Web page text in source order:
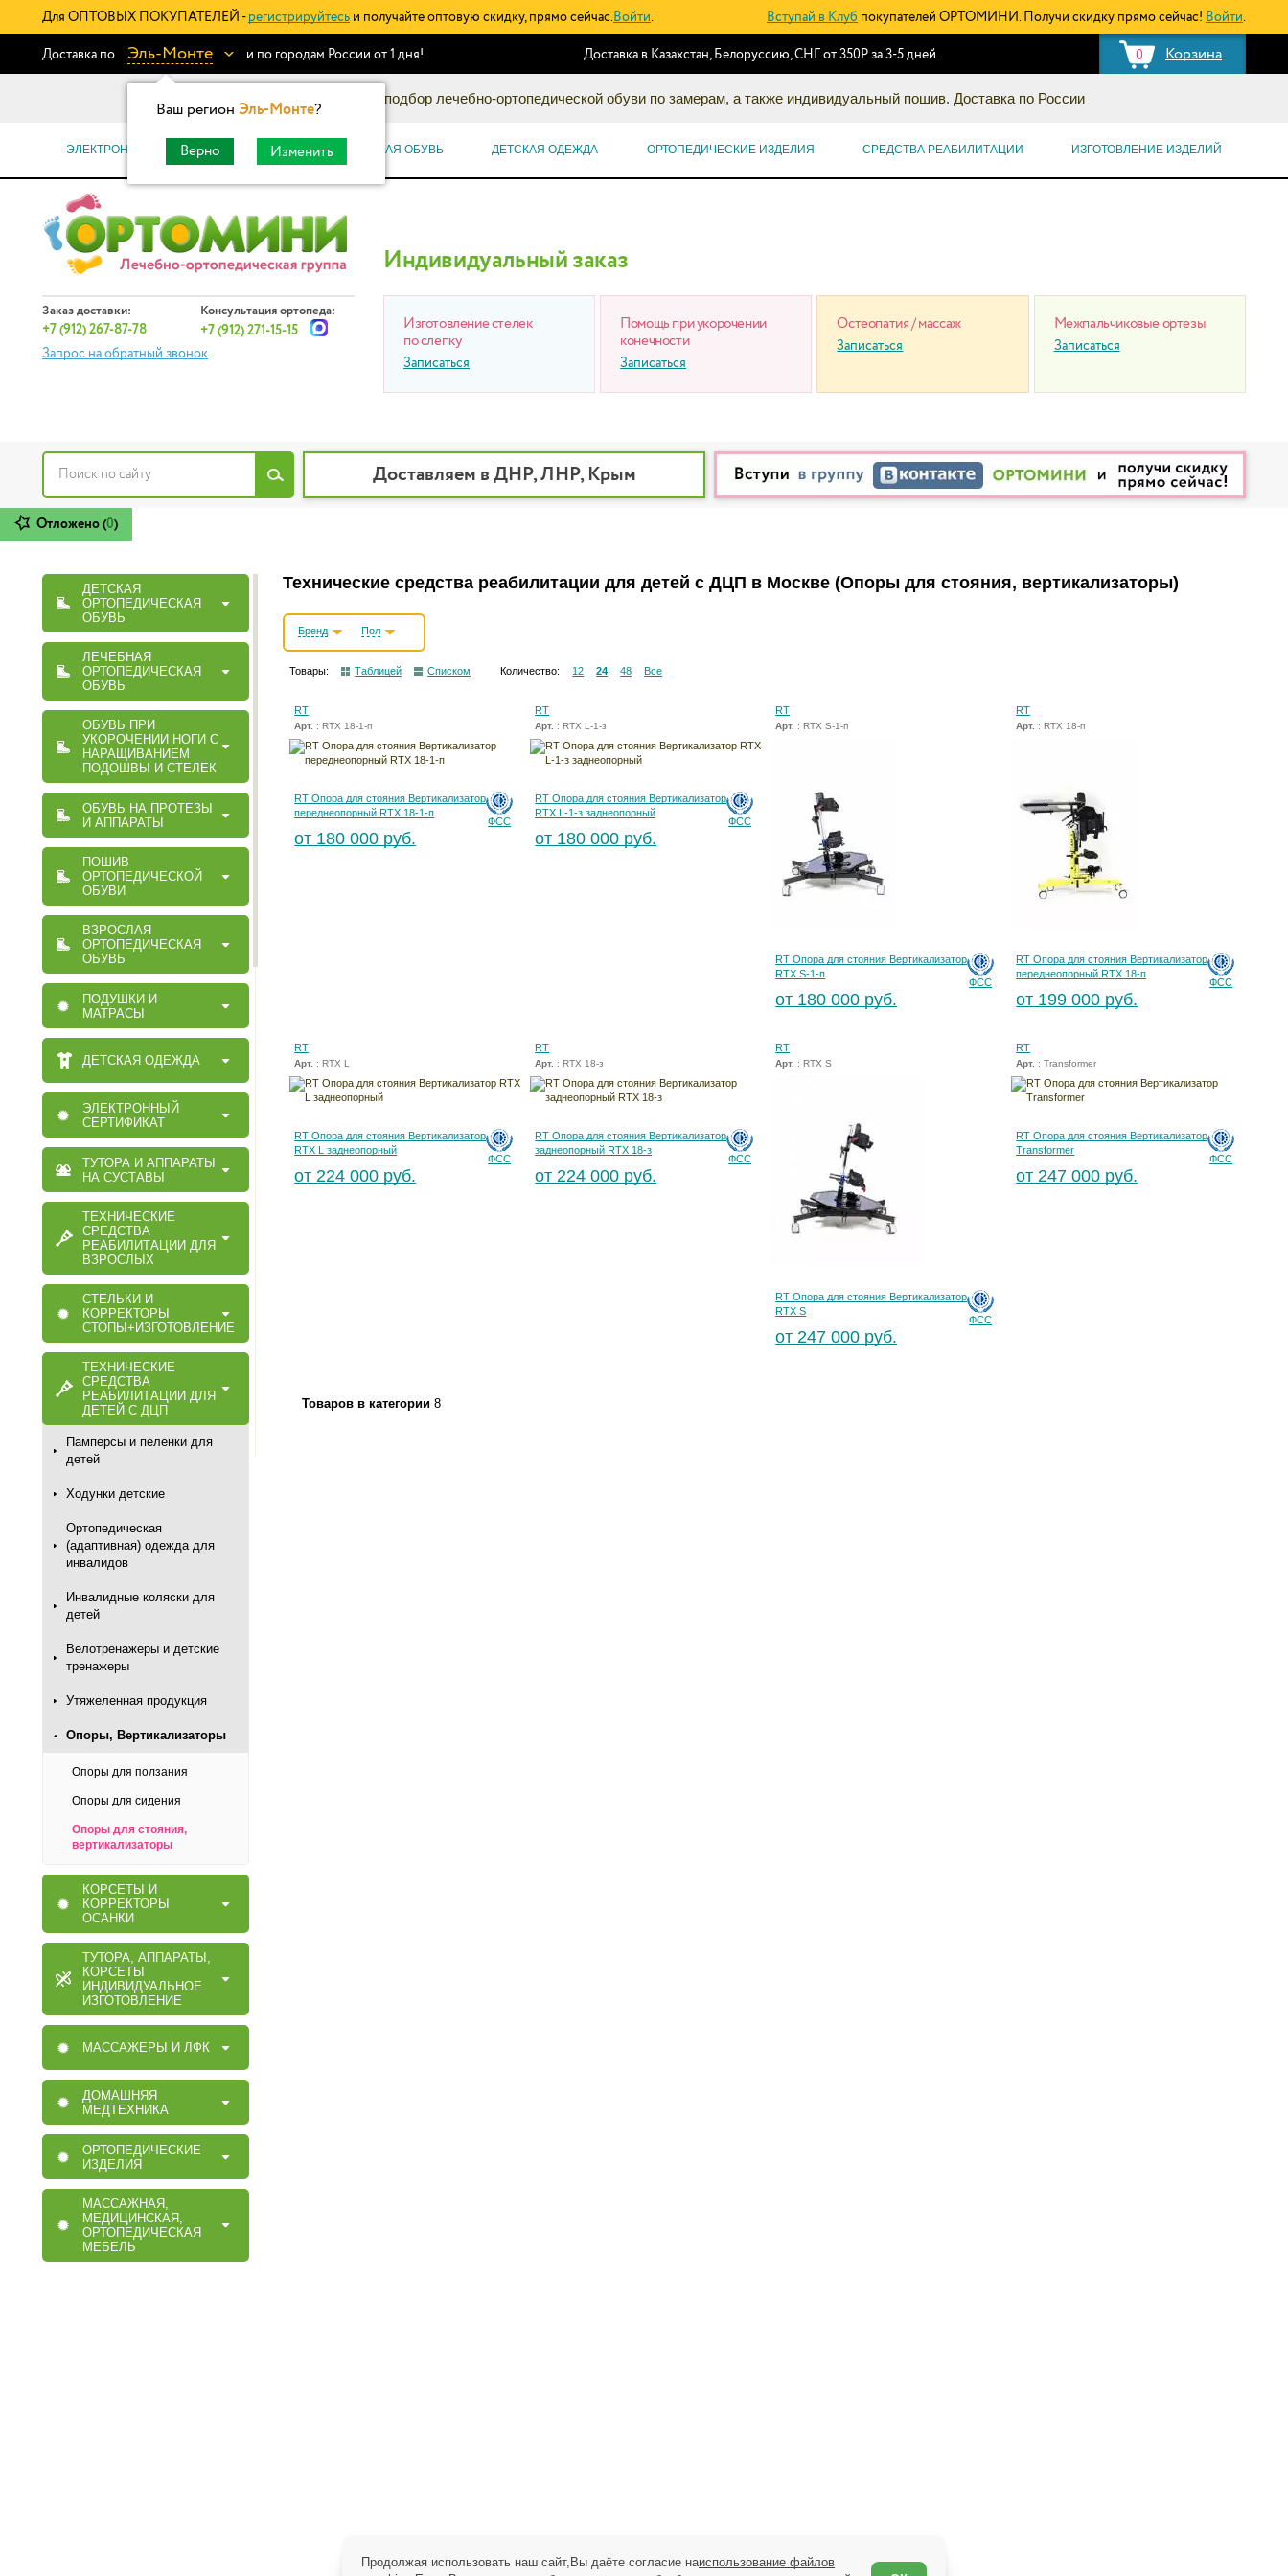
Для ОПТОВЫХ ПОКУПАТЕЛЕЙ - регистрируйтесь и получайте оптовую скидку, прямо сейчас.Войти. Вступай в Клуб покупателей ОРТОМИНИ. Получи скидку прямо сейчас! Войти.
Доставка по Эль-Монте
Ваш регион Эль-Монте?
Верно Изменить
и по городам России от 1 дня! 0 Корзина
Доставка в Казахстан, Белоруссию, СНГ от 350Р за 3-5 дней.
Информационный каталог: подбор лечебно-ортопедической обуви по замерам, а также индивидуальный пошив. Доставка по России
ЭЛЕКТРОННЫЕ СЕРТИФИКАТЫ ОРТОПЕДИЧЕСКАЯ ОБУВЬ ДЕТСКАЯ ОДЕЖДА ОРТОПЕДИЧЕСКИЕ ИЗДЕЛИЯ СРЕДСТВА РЕАБИЛИТАЦИИ ИЗГОТОВЛЕНИЕ ИЗДЕЛИЙ
Заказ доставки:
+7 (912) 267-87-78
Консультация ортопеда:
+7 (912) 271-15-15
Запрос на обратный звонок
Индивидуальный заказ
Изготовление стелек
по слепку
Записаться
Помощь при укорочении
конечности
Записаться
Остеопатия / массаж
Записаться
Межпальчиковые ортезы
Записаться
Доставляем в ДНР, ЛНР, Крым
Отложено (0)
ДЕТСКАЯ
ОРТОПЕДИЧЕСКАЯ
ОБУВЬ
ЛЕЧЕБНАЯ
ОРТОПЕДИЧЕСКАЯ
ОБУВЬ
ОБУВЬ ПРИ
УКОРОЧЕНИИ НОГИ С
НАРАЩИВАНИЕМ
ПОДОШВЫ И СТЕЛЕК
ОБУВЬ НА ПРОТЕЗЫ
И АППАРАТЫ
ПОШИВ
ОРТОПЕДИЧЕСКОЙ
ОБУВИ
ВЗРОСЛАЯ
ОРТОПЕДИЧЕСКАЯ
ОБУВЬ
ПОДУШКИ И
МАТРАСЫ
ДЕТСКАЯ ОДЕЖДА
ЭЛЕКТРОННЫЙ
СЕРТИФИКАТ
ТУТОРА И АППАРАТЫ
НА СУСТАВЫ
ТЕХНИЧЕСКИЕ
СРЕДСТВА
РЕАБИЛИТАЦИИ ДЛЯ
ВЗРОСЛЫХ
СТЕЛЬКИ И
КОРРЕКТОРЫ
СТОПЫ+ИЗГОТОВЛЕНИЕ
ТЕХНИЧЕСКИЕ
СРЕДСТВА
РЕАБИЛИТАЦИИ ДЛЯ
ДЕТЕЙ С ДЦП
Памперсы и пеленки для
детей
Ходунки детские
Ортопедическая
(адаптивная) одежда для
инвалидов
Инвалидные коляски для
детей
Велотренажеры и детские
тренажеры
Утяжеленная продукция
Опоры, Вертикализаторы
Опоры для ползания
Опоры для сидения
Опоры для стояния,
вертикализаторы
КОРСЕТЫ И
КОРРЕКТОРЫ
ОСАНКИ
ТУТОРА, АППАРАТЫ,
КОРСЕТЫ
ИНДИВИДУАЛЬНОЕ
ИЗГОТОВЛЕНИЕ
МАССАЖЕРЫ И ЛФК
ДОМАШНЯЯ
МЕДТЕХНИКА
ОРТОПЕДИЧЕСКИЕ
ИЗДЕЛИЯ
МАССАЖНАЯ,
МЕДИЦИНСКАЯ,
ОРТОПЕДИЧЕСКАЯ
МЕБЕЛЬ
Технические средства реабилитации для детей с ДЦП в Москве(Опоры для стояния, вертикализаторы)
Бренд Пол
Товары: Таблицей Списком Количество: 12 24 48 Все
RT
Арт. : RTX 18-1-п
ФСС
RT Опора для стояния Вертикализатор
переднеопорный RTX 18-1-п
от 180 000 руб.
RT
Арт. : RTX L-1-з
ФСС
RT Опора для стояния Вертикализатор
RTX L-1-з заднеопорный
от 180 000 руб.
RT
Арт. : RTX S-1-п
ФСС
RT Опора для стояния Вертикализатор
RTX S-1-п
от 180 000 руб.
RT
Арт. : RTX 18-п
ФСС
RT Опора для стояния Вертикализатор
переднеопорный RTX 18-п
от 199 000 руб.
RT
Арт. : RTX L
ФСС
RT Опора для стояния Вертикализатор
RTX L заднеопорный
от 224 000 руб.
RT
Арт. : RTX 18-з
ФСС
RT Опора для стояния Вертикализатор
заднеопорный RTX 18-з
от 224 000 руб.
RT
Арт. : RTX S
ФСС
RT Опора для стояния Вертикализатор
RTX S
от 247 000 руб.
RT
Арт. : Transformer
ФСС
RT Опора для стояния Вертикализатор
Transformer
от 247 000 руб.
Товаров в категории 8
Продолжая использовать наш сайт,Вы даёте согласие наиспользование файлов